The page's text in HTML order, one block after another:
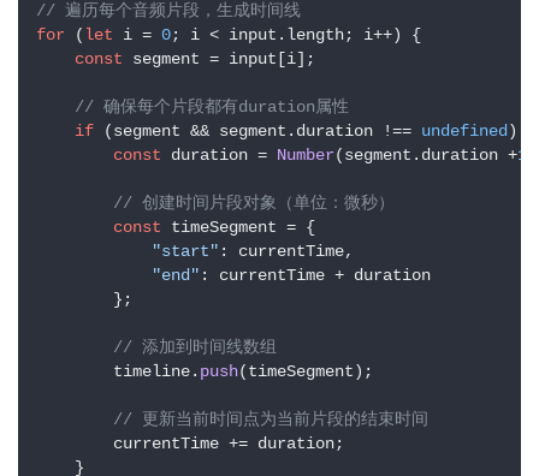
// 遍历每个音频片段，生成时间线
for (let i = 0; i < input. length; i++) {
const segment = input[i];
// 确保每个片段都有duration属性
if (segment && segment. duration !== undefined ) {
const duration = Number(segment. duration +1
// 创建时间片段对象（单位：微秒）
const timeSegment = {
"start" : currentTime,
"end" : currentTime + duration
        };
// 添加到时间线数组
        timeline.
push(timeSegment);
// 更新当前时间点为当前片段的结束时间
        currentTime += duration;
    }